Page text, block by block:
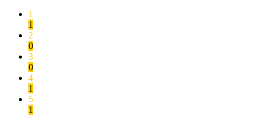
1
1
2
0
3
0
4
1
5
1